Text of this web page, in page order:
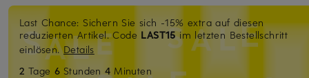
Last Chance: Sichern Sie sich -15% extra auf diesen
reduzierten Artikel. Code LAST15im letzten Bestellschritt
einlösen.Details
2 Tage6 Stunden4 Minuten